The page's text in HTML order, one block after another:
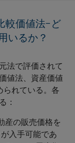
較価値法-ど
いるか？
法で評価されて
値法、資産価値
れている。各
：
産の販売価格を
入手可能であ